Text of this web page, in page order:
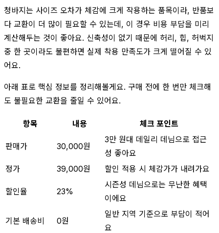
청바지는 사이즈 오차가 체감에 크게 작용하는 품목이라, 반품보
다 교환이 더 많이 필요할 수 있는데, 이 경우 비용 부담을 미리
계산해두는 것이 좋아요. 신축성이 없기 때문에 허리, 힙, 허벅지
중 한 곳이라도 불편하면 실제 착용 만족도가 크게 떨어질 수 있
어요.
아래 표로 핵심 정보를 정리해볼게요. 구매 전에 한 번만 체크해
도 불필요한 교환을 줄일 수 있어요.
항목 내용 체크 포인트
판매가 30,000원
3만 원대 데일리 데님으로 접근
성 좋아요
정가
39,000원 할인 적용 시 체감가가 내려가요
할인율 23%
시즌성 데님으로는 무난한 혜택
이에요
기본 배송비 0원
일반 지역 기준으로 부담이 적어
요